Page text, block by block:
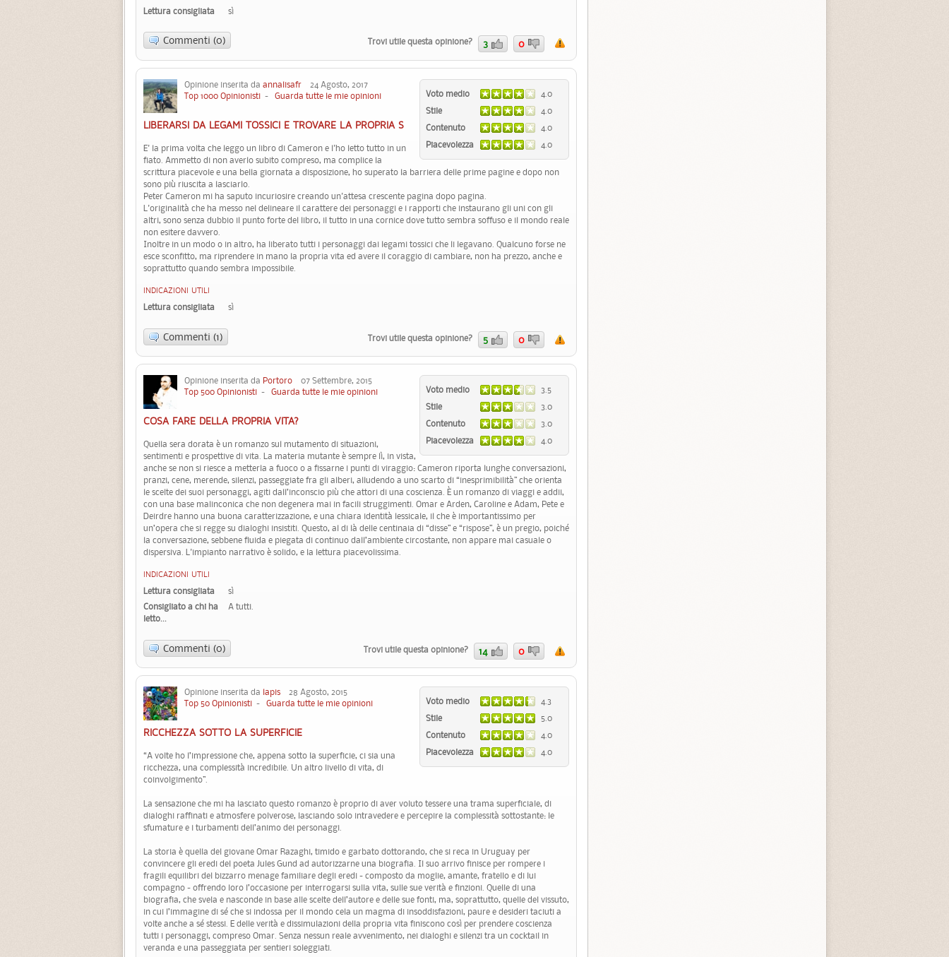
Lettura consigliata sì
Commenti (0) Trovi utile questa opinione? 3 0
Voto medio
4.0
Stile
4.0
Contenuto
4.0
Piacevolezza
4.0
Opinione inserita da annalisafr 24 Agosto, 2017
Top 1000 Opinionisti - Guarda tutte le mie opinioni
LIBERARSI DA LEGAMI TOSSICI E TROVARE LA PROPRIA S
E' la prima volta che leggo un libro di Cameron e l'ho letto tutto in un
fiato. Ammetto di non averlo subito compreso, ma complice la
scrittura piacevole e una bella giornata a disposizione, ho superato la barriera delle prime pagine e dopo non
sono più riuscita a lasciarlo.
Peter Cameron mi ha saputo incuriosire creando un'attesa crescente pagina dopo pagina.
L'originalità che ha messo nel delineare il carattere dei personaggi e i rapporti che instaurano gli uni con gli
altri, sono senza dubbio il punto forte del libro, il tutto in una cornice dove tutto sembra soffuso e il mondo reale
non esitere davvero.
Inoltre in un modo o in altro, ha liberato tutti i personaggi dai legami tossici che li legavano. Qualcuno forse ne
esce sconfitto, ma riprendere in mano la propria vita ed avere il coraggio di cambiare, non ha prezzo, anche e
soprattutto quando sembra impossibile.
INDICAZIONI UTILI
Lettura consigliata sì
Commenti (1) Trovi utile questa opinione? 5 0
Voto medio
3.5
Stile
3.0
Contenuto
3.0
Piacevolezza
4.0
Opinione inserita da Portoro 07 Settembre, 2015
Top 500 Opinionisti - Guarda tutte le mie opinioni
COSA FARE DELLA PROPRIA VITA?
Quella sera dorata è un romanzo sul mutamento di situazioni,
sentimenti e prospettive di vita. La materia mutante è sempre lì, in vista,
anche se non si riesce a metterla a fuoco o a fissarne i punti di viraggio: Cameron riporta lunghe conversazioni,
pranzi, cene, merende, silenzi, passeggiate fra gli alberi, alludendo a uno scarto di “inesprimibilità” che orienta
le scelte dei suoi personaggi, agiti dall’inconscio più che attori di una coscienza. È un romanzo di viaggi e addii,
con una base malinconica che non degenera mai in facili struggimenti. Omar e Arden, Caroline e Adam, Pete e
Deirdre hanno una buona caratterizzazione, e una chiara identità lessicale, il che è importantissimo per
un’opera che si regge su dialoghi insistiti. Questo, al di là delle centinaia di “disse” e “rispose”, è un pregio, poiché
la conversazione, sebbene fluida e piegata di continuo dall’ambiente circostante, non appare mai casuale o
dispersiva. L'impianto narrativo è solido, e la lettura piacevolissima.
INDICAZIONI UTILI
Lettura consigliata
sì
Consigliato a chi ha
letto...
A tutti.
Commenti (0) Trovi utile questa opinione? 14 0
Voto medio
4.3
Stile
5.0
Contenuto
4.0
Piacevolezza
4.0
Opinione inserita da lapis 28 Agosto, 2015
Top 50 Opinionisti - Guarda tutte le mie opinioni
RICCHEZZA SOTTO LA SUPERFICIE
“A volte ho l’impressione che, appena sotto la superficie, ci sia una
ricchezza, una complessità incredibile. Un altro livello di vita, di
coinvolgimento”.
La sensazione che mi ha lasciato questo romanzo è proprio di aver voluto tessere una trama superficiale, di
dialoghi raffinati e atmosfere polverose, lasciando solo intravedere e percepire la complessità sottostante: le
sfumature e i turbamenti dell’animo dei personaggi.
La storia è quella del giovane Omar Razaghi, timido e garbato dottorando, che si reca in Uruguay per
convincere gli eredi del poeta Jules Gund ad autorizzarne una biografia. Il suo arrivo finisce per rompere i
fragili equilibri del bizzarro menage familiare degli eredi - composto da moglie, amante, fratello e di lui
compagno - offrendo loro l’occasione per interrogarsi sulla vita, sulle sue verità e finzioni. Quelle di una
biografia, che svela e nasconde in base alle scelte dell’autore e delle sue fonti, ma, soprattutto, quelle del vissuto,
in cui l’immagine di sé che si indossa per il mondo cela un magma di insoddisfazioni, paure e desideri taciuti a
volte anche a sé stessi. E delle verità e dissimulazioni della propria vita finiscono così per prendere coscienza
tutti i personaggi, compreso Omar. Senza nessun reale avvenimento, nei dialoghi e silenzi tra un cocktail in
veranda e una passeggiata per sentieri soleggiati.